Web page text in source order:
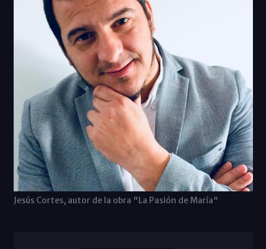
Jesús Cortes, autor de la obra "La Pasión de María"